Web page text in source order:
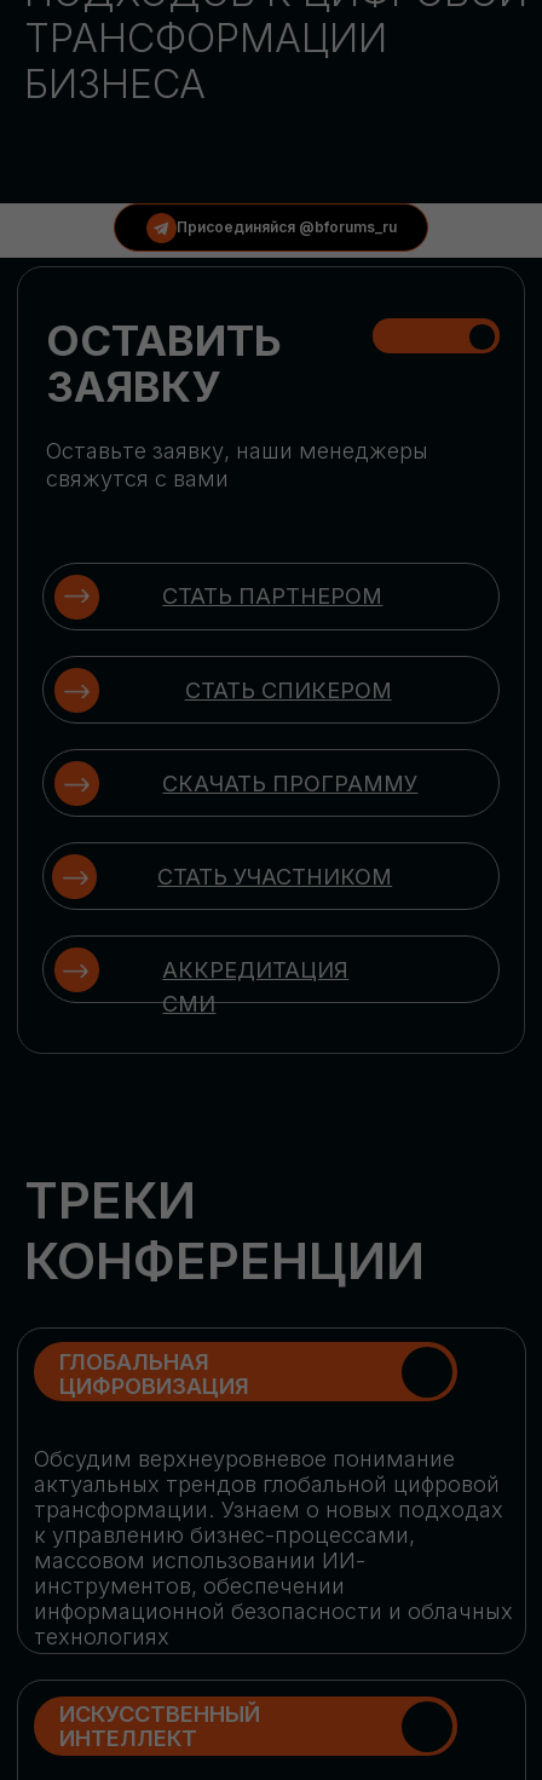
Присоединяйся @bforums_ru
Выясним, как в наши дни уверенно
защищать свой бизнес от киберугроз
ГЛОБАЛЬНАЯ
ЦИФРОВИЗАЦИЯ
актуальных трендов глобальной цифровой
трансформации. Узнаем о новых подходах
массовом использовании ИИ-
инструментов, обеспечении
ИСКУССТВЕННЫЙ
Узнаем как компании адаптируются к
новой ИИ-реальности. Как ИИ-
сотрудники становятся
«полноправными» членами команды, как
ИИ-помощники забирают на себя рутину
и как можно значительно увеличить
производительность без огромных
затрат на нейросети
ЦИФРОВИЗАЦИЯ
МАРКЕТИНГА И ПРОДАЖ
Обменяемся опытом, какие ИИ-решения
в маркетинге и продажах наиболее
рекламными кампаниями показывают
наибольшую эффективность
ЦИФРОВИЗАЦИЯ
УПРАВЛЕНИЯ ПЕРСОНАЛОМ
Рассмотрим управление человеческим
комплексные решения для роста
производительности и кейсы
оптимизации процессов найма,
развития, оценки и удержания
РОБОТИЗАЦИЯ
Узнаем, в каких отраслях ИИ
«материализуется», какие роботы
решают сложные бизнес-задачи, а где
только обсуждают концепции
роботизации и потенциальные бюджеты
на тестирование образцов
ЦИФРОВИЗАЦИЯ
КЛИЕНТСКОГО СЕРВИСА
Разберем кейсы в сфере цифровизации